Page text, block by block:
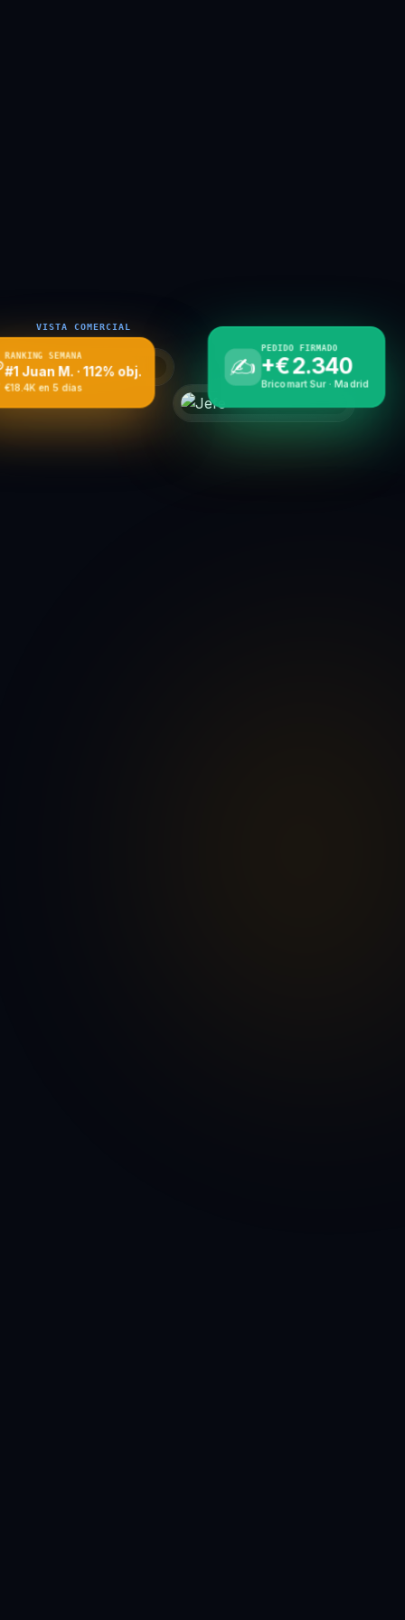
VISTA COMERCIAL
VISTA JEFE
✍️
PEDIDO FIRMADO
+€2.340
Bricomart Sur · Madrid
RANKING SEMANA
#1 Juan M. · 112% obj.
€18.4K en 5 días